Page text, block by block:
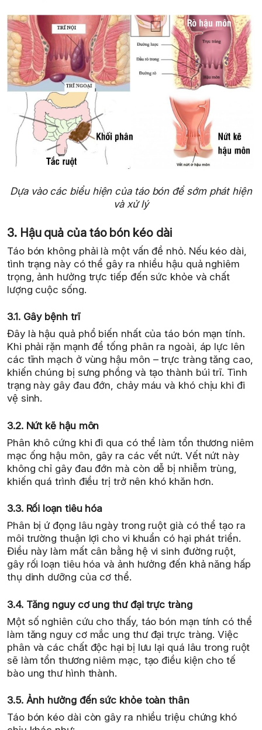
Dựa vào các biểu hiện của táo bón để sớm phát hiện
và xử lý
3. Hậu quả của táo bón kéo dài
Táo bón không phải là một vấn đề nhỏ. Nếu kéo dài,
tình trạng này có thể gây ra nhiều hậu quả nghiêm
trọng, ảnh hưởng trực tiếp đến sức khỏe và chất
lượng cuộc sống.
3.1. Gây bệnh trĩ
Đây là hậu quả phổ biến nhất của táo bón mạn tính.
Khi phải rặn mạnh để tống phân ra ngoài, áp lực lên
các tĩnh mạch ở vùng hậu môn – trực tràng tăng cao,
khiến chúng bị sưng phồng và tạo thành búi trĩ. Tình
trạng này gây đau đớn, chảy máu và khó chịu khi đi
vệ sinh.
3.2. Nứt kẽ hậu môn
Phân khô cứng khi đi qua có thể làm tổn thương niêm
mạc ống hậu môn, gây ra các vết nứt. Vết nứt này
không chỉ gây đau đớn mà còn dễ bị nhiễm trùng,
khiến quá trình điều trị trở nên khó khăn hơn.
3.3. Rối loạn tiêu hóa
Phân bị ứ đọng lâu ngày trong ruột già có thể tạo ra
môi trường thuận lợi cho vi khuẩn có hại phát triển.
Điều này làm mất cân bằng hệ vi sinh đường ruột,
gây rối loạn tiêu hóa và ảnh hưởng đến khả năng hấp
thụ dinh dưỡng của cơ thể.
3.4. Tăng nguy cơ ung thư đại trực tràng
Một số nghiên cứu cho thấy, táo bón mạn tính có thể
làm tăng nguy cơ mắc ung thư đại trực tràng. Việc
phân và các chất độc hại bị lưu lại quá lâu trong ruột
sẽ làm tổn thương niêm mạc, tạo điều kiện cho tế
bào ung thư hình thành.
3.5. Ảnh hưởng đến sức khỏe toàn thân
Táo bón kéo dài còn gây ra nhiều triệu chứng khó